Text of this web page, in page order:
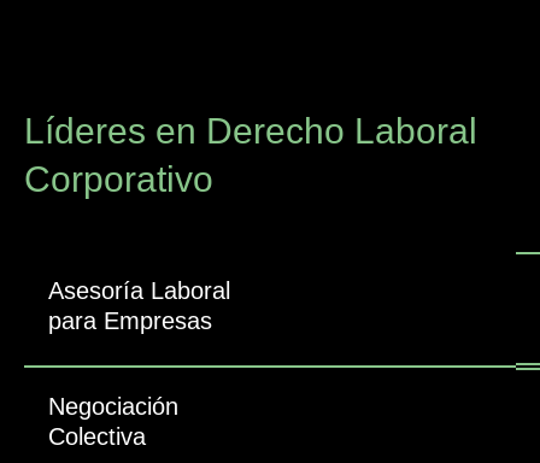
Líderes en Derecho Laboral
Corporativo
Asesoría Laboral
para Empresas
Negociación
Colectiva